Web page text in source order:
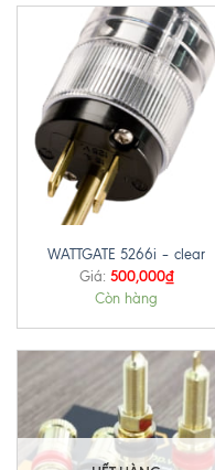
WATTGATE 5266i – clear
Giá: 500,000₫
Còn hàng